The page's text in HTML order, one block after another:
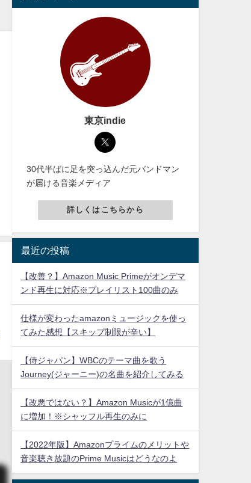
東京indie
30代半ばに足を突っ込んだ元バンドマン
が届ける音楽メディア
詳しくはこちらから
最近の投稿
【改善？】Amazon Music Primeがオンデマ
ンド再生に対応※プレイリスト100曲のみ
仕様が変わったamazonミュージックを使っ
てみた感想【スキップ制限が辛い】
【侍ジャパン】WBCのテーマ曲を歌う
Journey(ジャーニー)の名曲を紹介してみる
【改悪ではない？】Amazon Musicが1億曲
に増加！※シャッフル再生のみに
【2022年版】Amazonプライムのメリットや
音楽聴き放題のPrime Musicはどうなのよ